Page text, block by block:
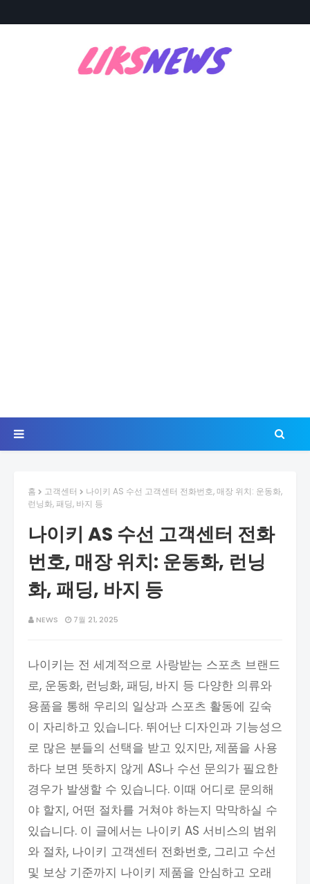
홈 고객센터
나이키 AS 수선 고객센터 전화번호, 매장 위치: 운동화,
런닝화, 패딩, 바지 등
나이키 AS 수선 고객센터 전화
번호, 매장 위치: 운동화, 런닝
화, 패딩, 바지 등
NEWS 7월 21, 2025
나이키는 전 세계적으로 사랑받는 스포츠 브랜드
로, 운동화, 런닝화, 패딩, 바지 등 다양한 의류와
용품을 통해 우리의 일상과 스포츠 활동에 깊숙
이 자리하고 있습니다. 뛰어난 디자인과 기능성으
로 많은 분들의 선택을 받고 있지만, 제품을 사용
하다 보면 뜻하지 않게 AS나 수선 문의가 필요한
경우가 발생할 수 있습니다. 이때 어디로 문의해
야 할지, 어떤 절차를 거쳐야 하는지 막막하실 수
있습니다. 이 글에서는 나이키 AS 서비스의 범위
와 절차, 나이키 고객센터 전화번호, 그리고 수선
및 보상 기준까지 나이키 제품을 안심하고 오래